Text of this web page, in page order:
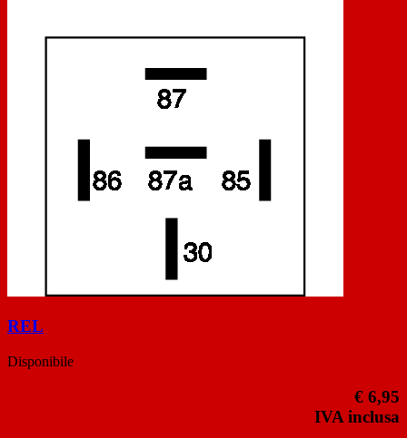
REL
Disponibile
€ 6,95
IVA inclusa